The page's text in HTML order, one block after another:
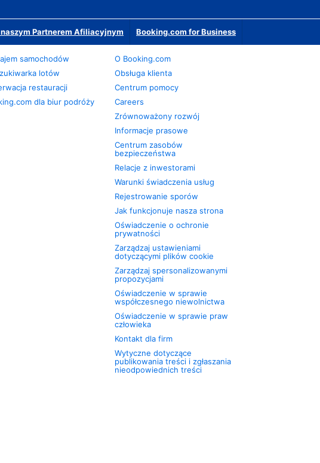
Partnerem Afiliacyjnym Booking.com for Business
samochodów
lotów
restauracji
dla biur podróży
O Booking.com
Obsługa klienta
Centrum pomocy
Careers
Zrównoważony rozwój
Informacje prasowe
Centrum zasobów
bezpieczeństwa
Relacje z inwestorami
Warunki świadczenia usług
Rejestrowanie sporów
Jak funkcjonuje nasza strona
Oświadczenie o ochronie
prywatności
Zarządzaj ustawieniami
dotyczącymi plików cookie
Zarządzaj spersonalizowanymi
propozycjami
Oświadczenie w sprawie
współczesnego niewolnictwa
Oświadczenie w sprawie praw
człowieka
Kontakt dla firm
Wytyczne dotyczące
publikowania treści i zgłaszania
nieodpowiednich treści